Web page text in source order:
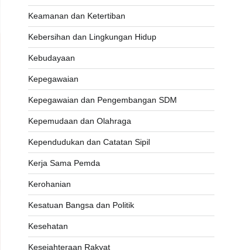
Keamanan dan Ketertiban
Kebersihan dan Lingkungan Hidup
Kebudayaan
Kepegawaian
Kepegawaian dan Pengembangan SDM
Kepemudaan dan Olahraga
Kependudukan dan Catatan Sipil
Kerja Sama Pemda
Kerohanian
Kesatuan Bangsa dan Politik
Kesehatan
Kesejahteraan Rakyat